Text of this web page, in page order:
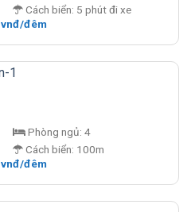
Cách biển: 5 phút đi xe
vnđ/đêmGiá
tại
1.800.000 vnđ/
Phòng ngủ: 4
Cách biển: 100m
vnđ/đêmGiá
tại
1.900.000 vnđ/